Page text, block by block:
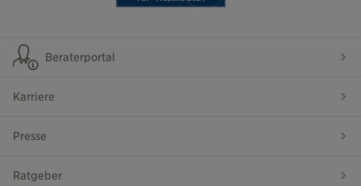
Beraterportal
Karriere
Presse
Ratgeber